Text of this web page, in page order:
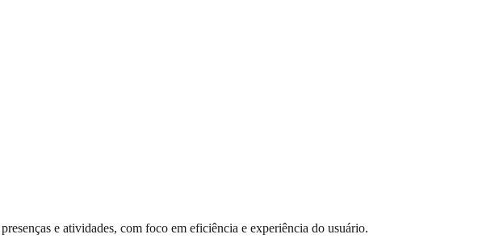
e atividades, com foco em eficiência e experiência do usuário.